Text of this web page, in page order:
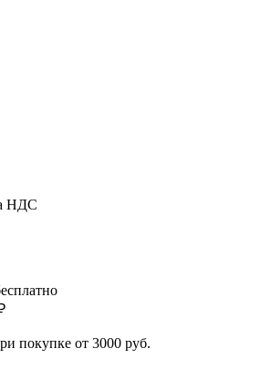
НДС
покупке от 3000 руб.